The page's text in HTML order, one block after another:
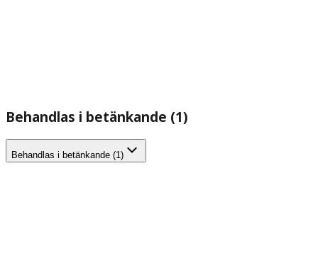
Behandlas i betänkande (1)
Behandlas i betänkande (1)